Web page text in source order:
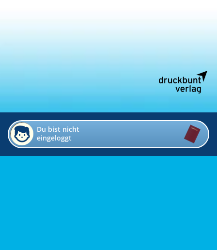
Du bist nicht
eingeloggt